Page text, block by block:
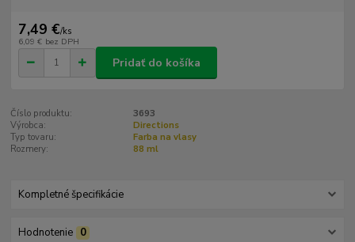
7,49 €/ks
6,09 € bez DPH
Pridať do košíka
Číslo produktu:
3693
Výrobca:
Directions
Typ tovaru:
Farba na vlasy
Rozmery:
88 ml
Kompletné špecifikácie
Hodnotenie 0